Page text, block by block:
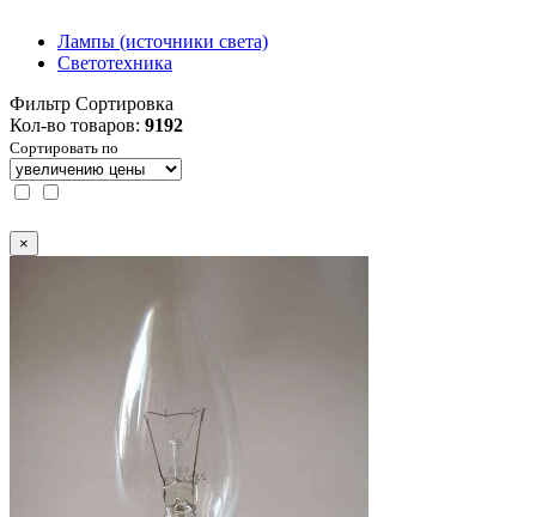
Лампы (источники света)
Светотехника
Фильтр Сортировка
Кол-во товаров: 9192
Сортировать по
×